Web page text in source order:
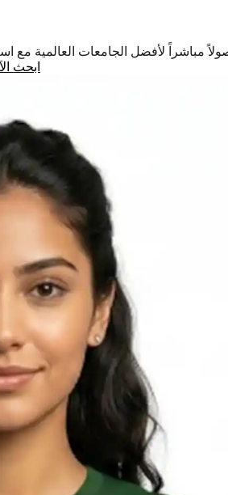
مباشراً لأفضل الجامعات العالمية
ابحث